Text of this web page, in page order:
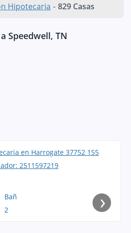
Hipotecaria - 829 Casas
Speedwell, TN
Bañ
2
›